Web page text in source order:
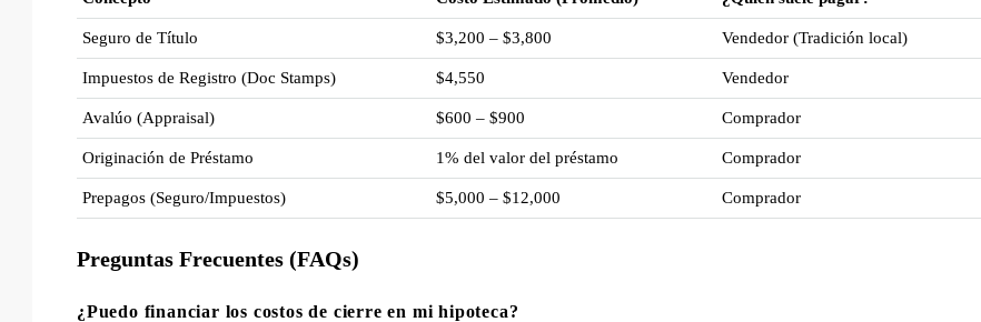
Seguro de Título $3,200 – $3,800 Vendedor (Tradición local)
Impuestos de Registro (Doc Stamps) $4,550 Vendedor
Avalúo (Appraisal) $600 – $900 Comprador
Originación de Préstamo 1% del valor del préstamo Comprador
Prepagos (Seguro/Impuestos) $5,000 – $12,000 Comprador
Preguntas Frecuentes (FAQs)
¿Puedo financiar los costos de cierre en mi hipoteca?